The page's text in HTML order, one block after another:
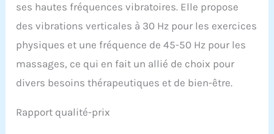
ses hautes fréquences vibratoires. Elle propose
des vibrations verticales à 30 Hz pour les exercices
physiques et une fréquence de 45-50 Hz pour les
massages, ce qui en fait un allié de choix pour
divers besoins thérapeutiques et de bien-être.
Rapport qualité-prix